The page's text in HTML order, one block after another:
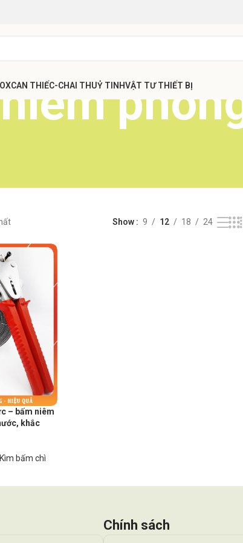
CAN THIẾC-CHAI THUỶ TINHVẬT TƯ THIẾT BỊ
Show 9 12 18 24
– bấm niêm
khắc
Kìm bấm chì
Chính sách